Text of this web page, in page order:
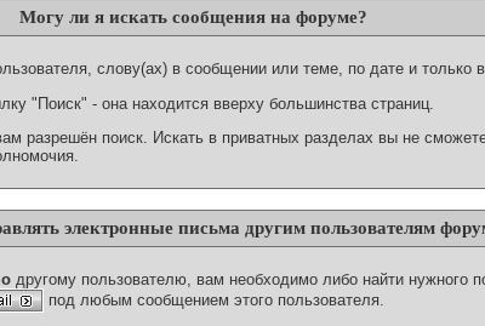
Могу ли я искать сообщения на форуме?
слову(ах) в сообщении или теме, по дате и только
"Поиск" - она находится вверху большинства страниц.
разрешён поиск. Искать в приватных разделах вы не
электронные письма другим пользователям
другому пользователю, вам необходимо либо найти нужного
под любым сообщением этого пользователя.